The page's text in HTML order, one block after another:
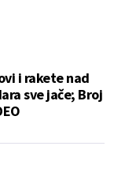
i rakete nad
sve jače; Broj